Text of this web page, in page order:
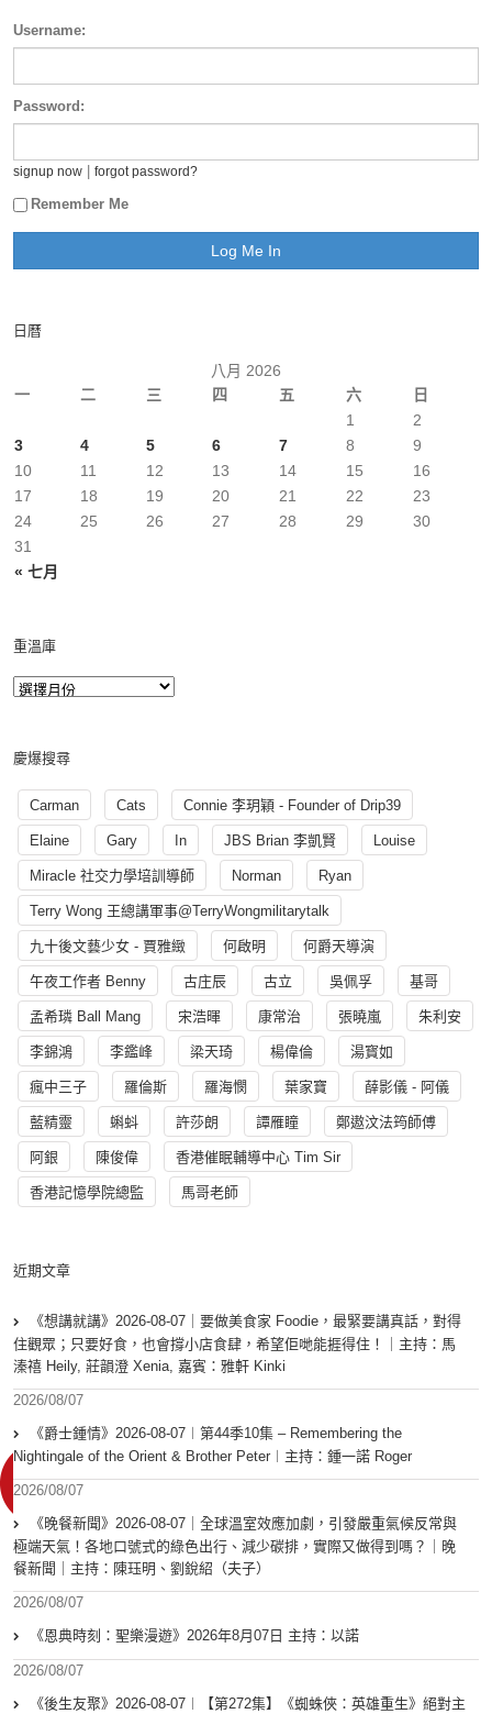
Username:
Password:
signup now forgot password?
Remember Me
日曆
八月 2026
一
二 三 四 五 六 日
« 七月
1
2
3
4 5 6 7 8
9
10
11 12 13 14 15
16
17
18 19 20 21 22
23
24
25 26 27 28 29
30
31
重溫庫
慶爆搜尋
Carman Cats Connie 李玥穎 - Founder of Drip39
Elaine Gary In JBS Brian 李凱賢 Louise
Miracle 社交力學培訓導師 Norman Ryan
Terry Wong 王總講軍事@TerryWongmilitarytalk
九十後文藝少女 - 賈雅緻 何啟明 何爵天導演
午夜工作者 Benny 古庄辰 古立 吳佩孚 基哥
孟希璘 Ball Mang 宋浩暉 康常治 張曉嵐 朱利安
李錦鴻 李鑑峰 梁天琦 楊偉倫 湯寳如
瘋中三子 羅倫斯 羅海憫 葉家寶 薛影儀 - 阿儀
藍精靈 蝌蚪 許莎朗 譚雁瞳 鄭遨汶法筠師傅
阿銀 陳俊偉 香港催眠輔導中心 Tim Sir
香港記憶學院總監 馬哥老師
近期文章
《想講就講》2026-08-07｜要做美食家 Foodie，最緊要講真話，對得
住觀眾；只要好食，也會撐小店食肆，希望佢哋能捱得住！｜主持：馬
溱禧 Heily, 莊韻澄 Xenia, 嘉賓：雅軒 Kinki
2026/08/07
《爵士鍾情》2026-08-07︱第44季10集 – Remembering the
Nightingale of the Orient & Brother Peter︱主持：鍾一諾 Roger
2026/08/07
《晚餐新聞》2026-08-07｜全球溫室效應加劇，引發嚴重氣候反常與
極端天氣！各地口號式的綠色出行、減少碳排，實際又做得到嗎？｜晚
餐新聞｜主持：陳珏明、劉銳紹（夫子）
2026/08/07
《恩典時刻：聖樂漫遊》2026年8月07日 主持：以諾
2026/08/07
《後生友聚》2026-08-07︱【第272集】《蜘蛛俠：英雄重生》絕對主